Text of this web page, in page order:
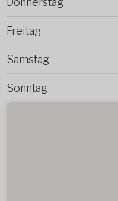
Freitag
Samstag
Sonntag